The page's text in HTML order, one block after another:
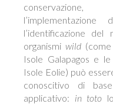
l’identificazione del
organismi wild
Isole Galapagos e
Isole Eolie) può
conoscitivo di
applicativo: in toto